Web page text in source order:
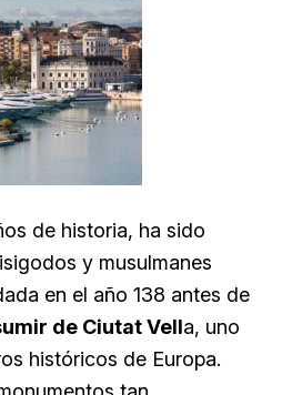
de historia, ha sido
y musulmanes
en el año 138 antes de
de Ciutat Vella, uno
históricos de Europa.